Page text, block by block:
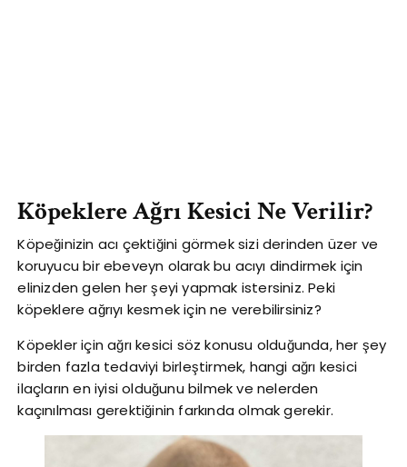
Köpeklere Ağrı Kesici Ne Verilir?
Köpeğinizin acı çektiğini görmek sizi derinden üzer ve
koruyucu bir ebeveyn olarak bu acıyı dindirmek için
elinizden gelen her şeyi yapmak istersiniz. Peki
köpeklere ağrıyı kesmek için ne verebilirsiniz?
Köpekler için ağrı kesici söz konusu olduğunda, her şey
birden fazla tedaviyi birleştirmek, hangi ağrı kesici
ilaçların en iyisi olduğunu bilmek ve nelerden
kaçınılması gerektiğinin farkında olmak gerekir.